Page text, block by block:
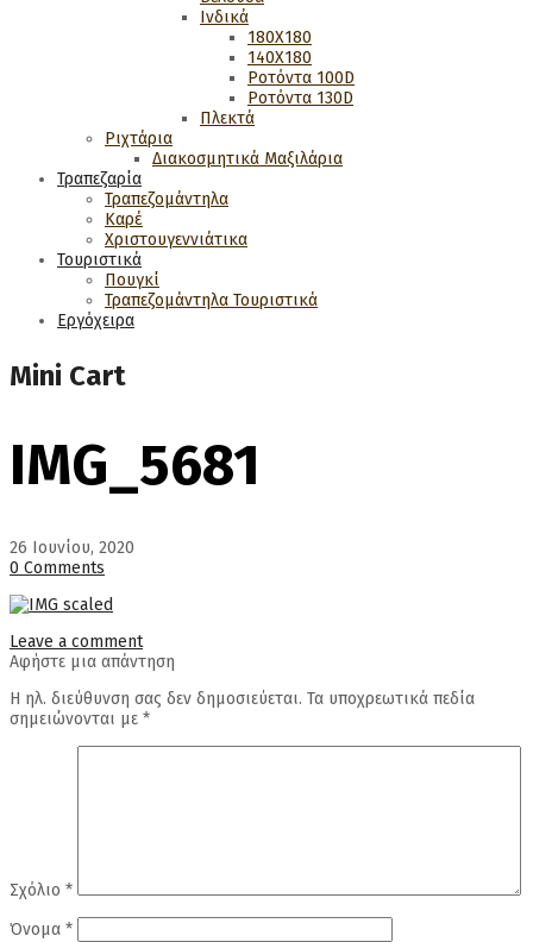
Ινδικά
180Χ180
140Χ180
Ροτόντα 100D
Ροτόντα 130D
Πλεκτά
Ριχτάρια
Διακοσμητικά Μαξιλάρια
Τραπεζαρία
Τραπεζομάντηλα
Καρέ
Χριστουγεννιάτικα
Τουριστικά
Πουγκί
Τραπεζομάντηλα Τουριστικά
Εργόχειρα
Mini Cart
IMG_5681
26 Ιουνίου, 2020
0 Comments
Leave a comment
Αφήστε μια απάντηση
Η ηλ. διεύθυνση σας δεν δημοσιεύεται. Τα υποχρεωτικά πεδία
σημειώνονται με *
Σχόλιο *
Όνομα *